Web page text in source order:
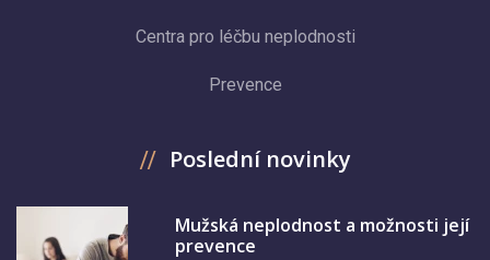
Centra pro léčbu neplodnosti
Prevence
Poslední novinky
Mužská neplodnost a možnosti její
prevence